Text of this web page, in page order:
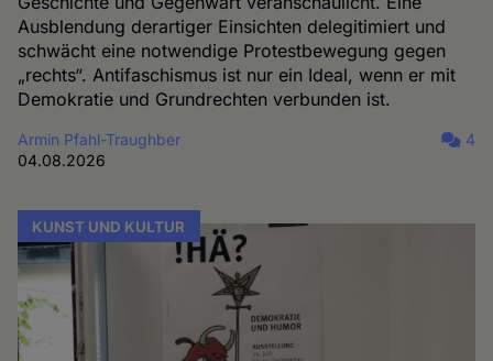
Ausblendung derartiger Einsichten delegitimiert und
schwächt eine notwendige Protestbewegung gegen
„rechts“. Antifaschismus ist nur ein Ideal, wenn er mit
Demokratie und Grundrechten verbunden ist.
Armin Pfahl-Traughber
04.08.2026
4
KUNST UND KULTUR